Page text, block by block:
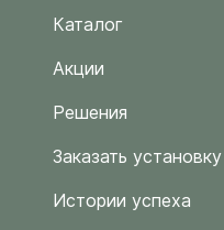
Каталог
Акции
Решения
Заказать установку
Истории успеха